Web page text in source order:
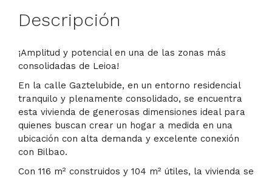
Descripción
¡Amplitud y potencial en una de las zonas más
consolidadas de Leioa!
En la calle Gaztelubide, en un entorno residencial
tranquilo y plenamente consolidado, se encuentra
esta vivienda de generosas dimensiones ideal para
quienes buscan crear un hogar a medida en una
ubicación con alta demanda y excelente conexión
con Bilbao.
Con 116 m² construidos y 104 m² útiles, la vivienda se